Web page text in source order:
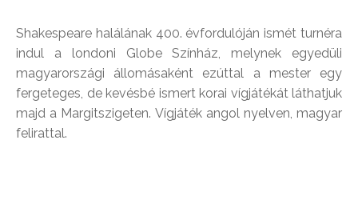
Shakespeare halálának 400. évfordulóján ismét turnéra
indul a londoni Globe Színház, melynek egyedüli
magyarországi állomásaként ezúttal a mester egy
fergeteges, de kevésbé ismert korai vígjátékát láthatjuk
majd a Margitszigeten. Vígjáték angol nyelven, magyar
felirattal.